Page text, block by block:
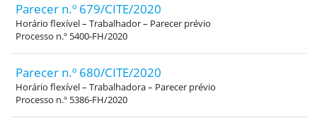
Parecer n.º 679/CITE/2020
Horário flexível – Trabalhador – Parecer prévio
Processo n.º 5400-FH/2020
Parecer n.º 680/CITE/2020
Horário flexível – Trabalhadora – Parecer prévio
Processo n.º 5386-FH/2020